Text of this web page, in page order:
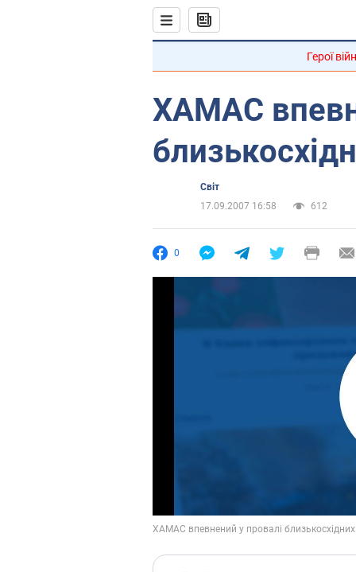
Герої
ХАМАС
Світ
17.09.2007 16:58
612
0